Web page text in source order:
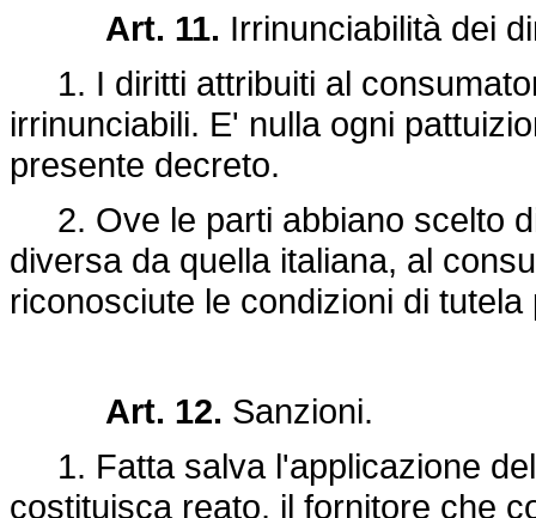
Art. 11. Irrinunciabilità dei
1. I diritti attribuiti al
irrinunciabili. E' nulla ogni
presente decreto.
2. Ove le parti abbiano scelto
diversa da quella italiana, al
riconosciute le condizioni di
Art. 12. Sanzioni.
1. Fatta salva l'applicazione
costituisca reato, il fornitore che